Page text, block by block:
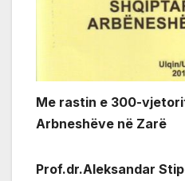
Me rastin e 300-
Arbneshëve në Zarë
Prof.dr.Aleksandar